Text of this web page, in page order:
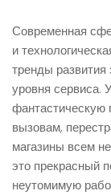
Современная
и
тренды
уровня сервиса.
фантастическую
вызовам,
магазины всем
это прекрасный
неутомимую